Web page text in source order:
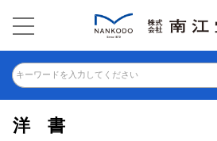
キーワードを入力してください
洋書